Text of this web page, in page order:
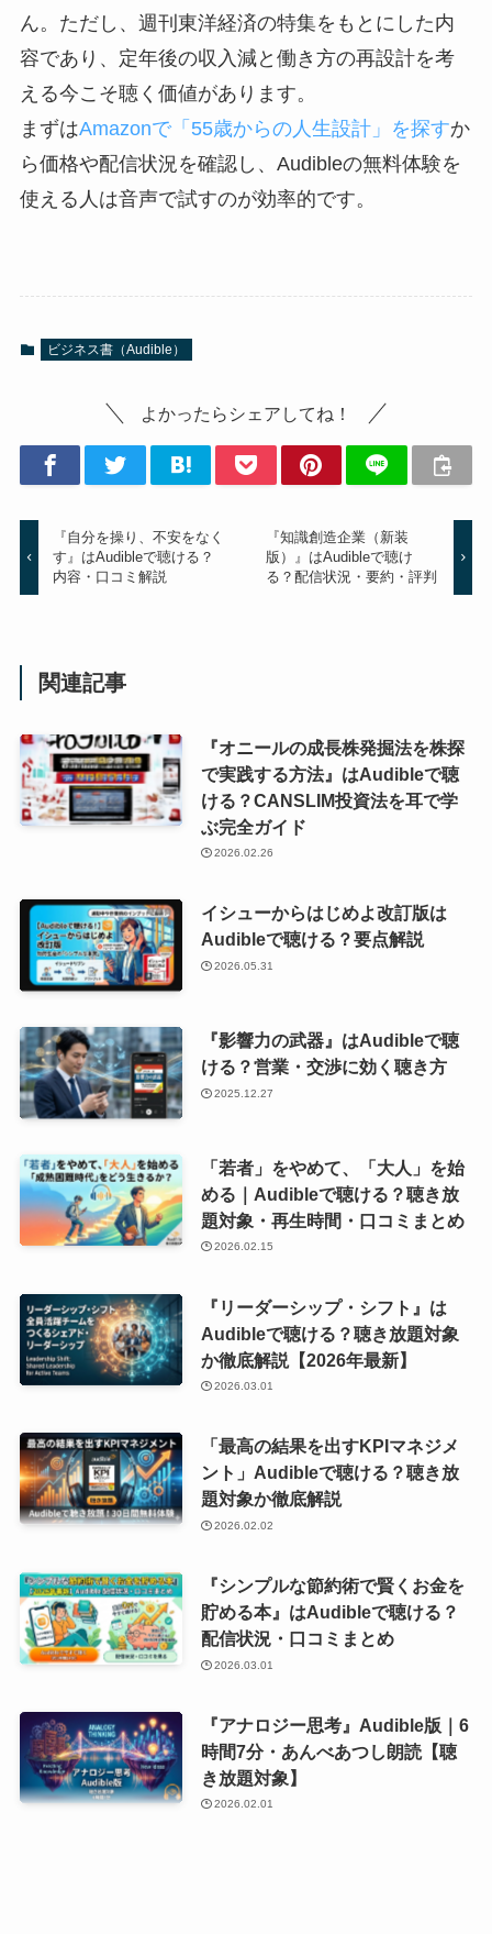
ん。ただし、週刊東洋経済の特集をもとにした内
容であり、定年後の収入減と働き方の再設計を考
える今こそ聴く価値があります。
まずはAmazonで「55歳からの人生設計」を探すか
ら価格や配信状況を確認し、Audibleの無料体験を
使える人は音声で試すのが効率的です。
ビジネス書（Audible）
よかったらシェアしてね！
『自分を操り、不安をなく
す』はAudibleで聴ける？
内容・口コミ解説
『知識創造企業（新装
版）』はAudibleで聴け
る？配信状況・要約・評判
関連記事
『オニールの成長株発掘法を株探
で実践する方法』はAudibleで聴
ける？CANSLIM投資法を耳で学
ぶ完全ガイド
2026.02.26
イシューからはじめよ改訂版は
Audibleで聴ける？要点解説
2026.05.31
『影響力の武器』はAudibleで聴
ける？営業・交渉に効く聴き方
2025.12.27
「若者」をやめて、「大人」を始
める｜Audibleで聴ける？聴き放
題対象・再生時間・口コミまとめ
2026.02.15
『リーダーシップ・シフト』は
Audibleで聴ける？聴き放題対象
か徹底解説【2026年最新】
2026.03.01
「最高の結果を出すKPIマネジメ
ント」Audibleで聴ける？聴き放
題対象か徹底解説
2026.02.02
『シンプルな節約術で賢くお金を
貯める本』はAudibleで聴ける？
配信状況・口コミまとめ
2026.03.01
『アナロジー思考』Audible版｜6
時間7分・あんべあつし朗読【聴
き放題対象】
2026.02.01